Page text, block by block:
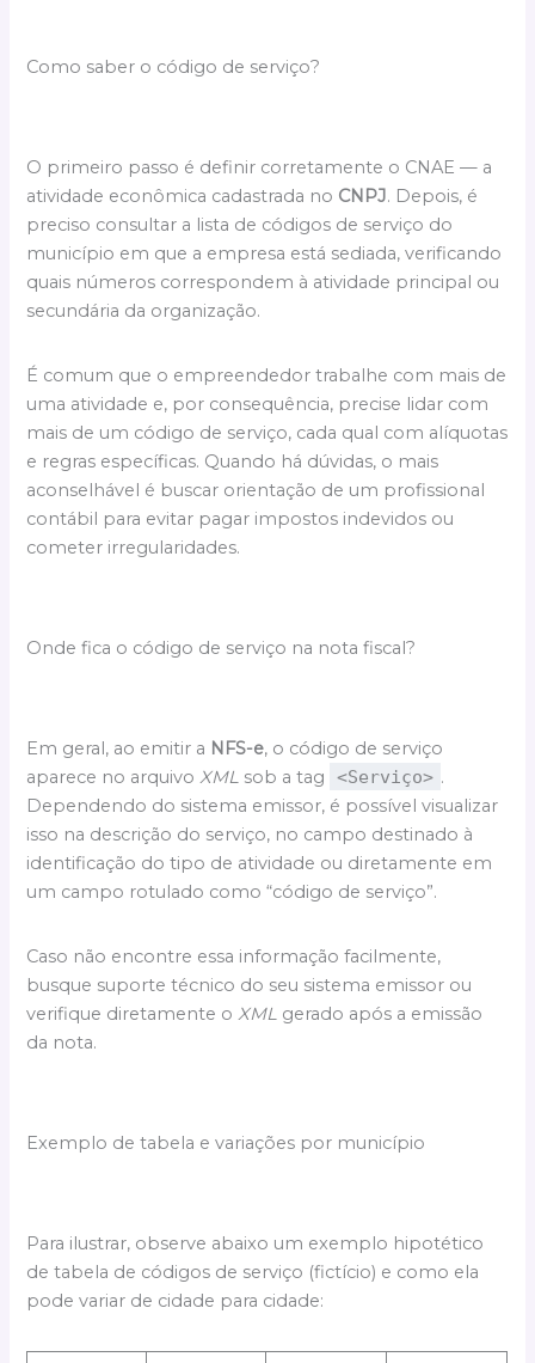
Como saber o código de serviço?
O primeiro passo é definir corretamente o CNAE — a
atividade econômica cadastrada no CNPJ. Depois, é
preciso consultar a lista de códigos de serviço do
município em que a empresa está sediada, verificando
quais números correspondem à atividade principal ou
secundária da organização.
É comum que o empreendedor trabalhe com mais de
uma atividade e, por consequência, precise lidar com
mais de um código de serviço, cada qual com alíquotas
e regras específicas. Quando há dúvidas, o mais
aconselhável é buscar orientação de um profissional
contábil para evitar pagar impostos indevidos ou
cometer irregularidades.
Onde fica o código de serviço na nota fiscal?
Em geral, ao emitir a NFS-e, o código de serviço
aparece no arquivoXML sob a tag <Serviço> .
Dependendo do sistema emissor, é possível visualizar
isso na descrição do serviço, no campo destinado à
identificação do tipo de atividade ou diretamente em
um campo rotulado como “código de serviço”.
Caso não encontre essa informação facilmente,
busque suporte técnico do seu sistema emissor ou
verifique diretamente oXML gerado após a emissão
da nota.
Exemplo de tabela e variações por município
Para ilustrar, observe abaixo um exemplo hipotético
de tabela de códigos de serviço (fictício) e como ela
pode variar de cidade para cidade: